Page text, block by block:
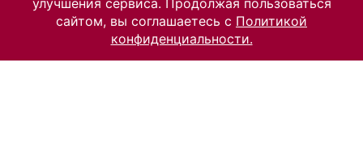
улучшения сервиса. Продолжая пользоваться
сайтом, вы соглашаетесь с Политикой
конфиденциальности.